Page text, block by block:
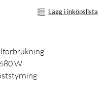
Lägg i inköpslista
W